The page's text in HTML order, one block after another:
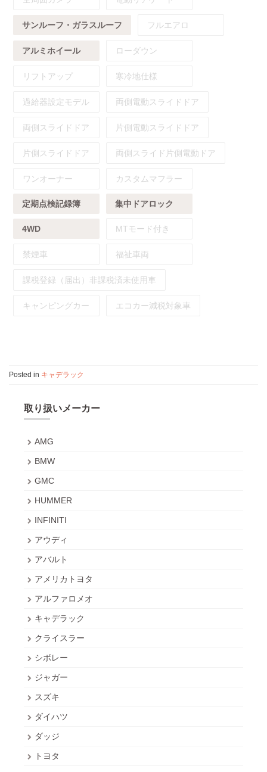
サンルーフ・ガラスルーフ フルエアロ
アルミホイール ローダウン
リフトアップ 寒冷地仕様
過給器設定モデル 両側電動スライドドア
両側スライドドア 片側電動スライドドア
片側スライドドア 両側スライド片側電動ドア
ワンオーナー カスタムマフラー
定期点検記録簿 集中ドアロック
4WD MTモード付き
禁煙車 福祉車両
課税登録（届出）非課税済未使用車
キャンピングカー エコカー減税対象車
Posted in キャデラック
取り扱いメーカー
AMG
BMW
GMC
HUMMER
INFINITI
アウディ
アバルト
アメリカトヨタ
アルファロメオ
キャデラック
クライスラー
シボレー
ジャガー
スズキ
ダイハツ
ダッジ
トヨタ